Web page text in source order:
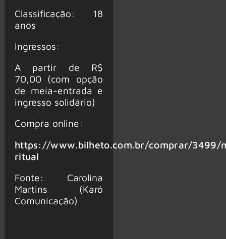
Classificação: 18
anos
Ingressos:
A partir de R$
70,00 (com opção
de meia-entrada e
ingresso solidário)
Compra online:
https://www.bilheto.com.br/comprar/3499/
ritual
Fonte: Carolina
Martins (Karó
Comunicação)